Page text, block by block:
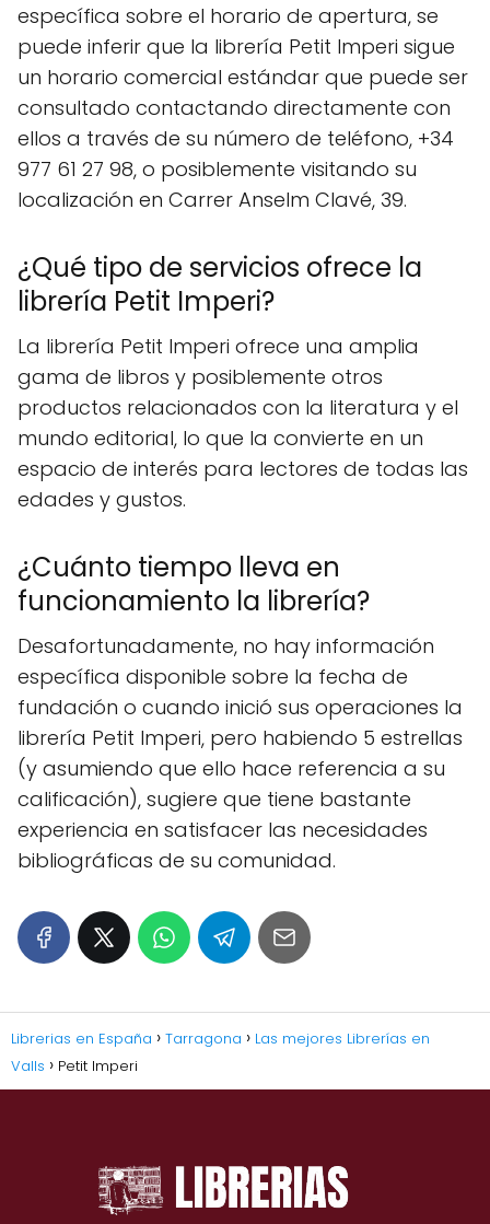
específica sobre el horario de apertura, se
puede inferir que la librería Petit Imperi sigue
un horario comercial estándar que puede ser
consultado contactando directamente con
ellos a través de su número de teléfono, +34
977 61 27 98, o posiblemente visitando su
localización en Carrer Anselm Clavé, 39.
¿Qué tipo de servicios ofrece la
librería Petit Imperi?
La librería Petit Imperi ofrece una amplia
gama de libros y posiblemente otros
productos relacionados con la literatura y el
mundo editorial, lo que la convierte en un
espacio de interés para lectores de todas las
edades y gustos.
¿Cuánto tiempo lleva en
funcionamiento la librería?
Desafortunadamente, no hay información
específica disponible sobre la fecha de
fundación o cuando inició sus operaciones la
librería Petit Imperi, pero habiendo 5 estrellas
(y asumiendo que ello hace referencia a su
calificación), sugiere que tiene bastante
experiencia en satisfacer las necesidades
bibliográficas de su comunidad.
Librerias en España Tarragona
Las mejores Librerías en
Valls
Petit Imperi